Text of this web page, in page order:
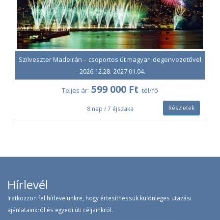
kincseit fedezhetjük fel, amelyeket a hét többi programja nem
érint. A levada túrához túracipőre, túrabakancsra vagy
terepfutó cipőre van szükség, sima városi sportcipő nem
megfelelő. Szükséges továbbá eső elleni felszerelés
szeptember 17. csütörtök
Pihenés és szabadprogram, vagy:
Félnapos délelőtti fakultatív kirándulás: A déli part
halászcsónakokról. A település különböző műalkotásokat is
rejt, amiket útba ejtünk sétánk során. Ponta do Sol nem
véletlenül kapta a nevét, az egyik legnaposabb ékszerdoboz a
Szilveszter Madeirán – csoportos út magyar idegenvezetővel
– 2026.12.28.-2027.01.04.
Teljes ár: 599 000 Ft -tól/fő
8 nap / 7 éjszaka Részletek
Hírlevél
Iratkozzon fel hírlevelünkre, hogy értesíthessük különleges utazási
ajánlatainkról és egyedi úti céljainkról.